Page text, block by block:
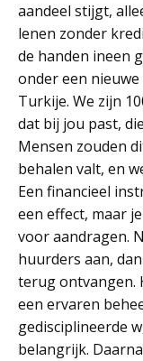
aandeel stijgt,
lenen zonder
de handen ineen
onder een
Turkije. We zijn
dat bij jou past,
Mensen zouden
behalen valt, en
Een financieel
een effect, maar
voor aandragen.
huurders aan,
terug ontvangen.
een ervaren
gedisciplineerde
belangrijk.